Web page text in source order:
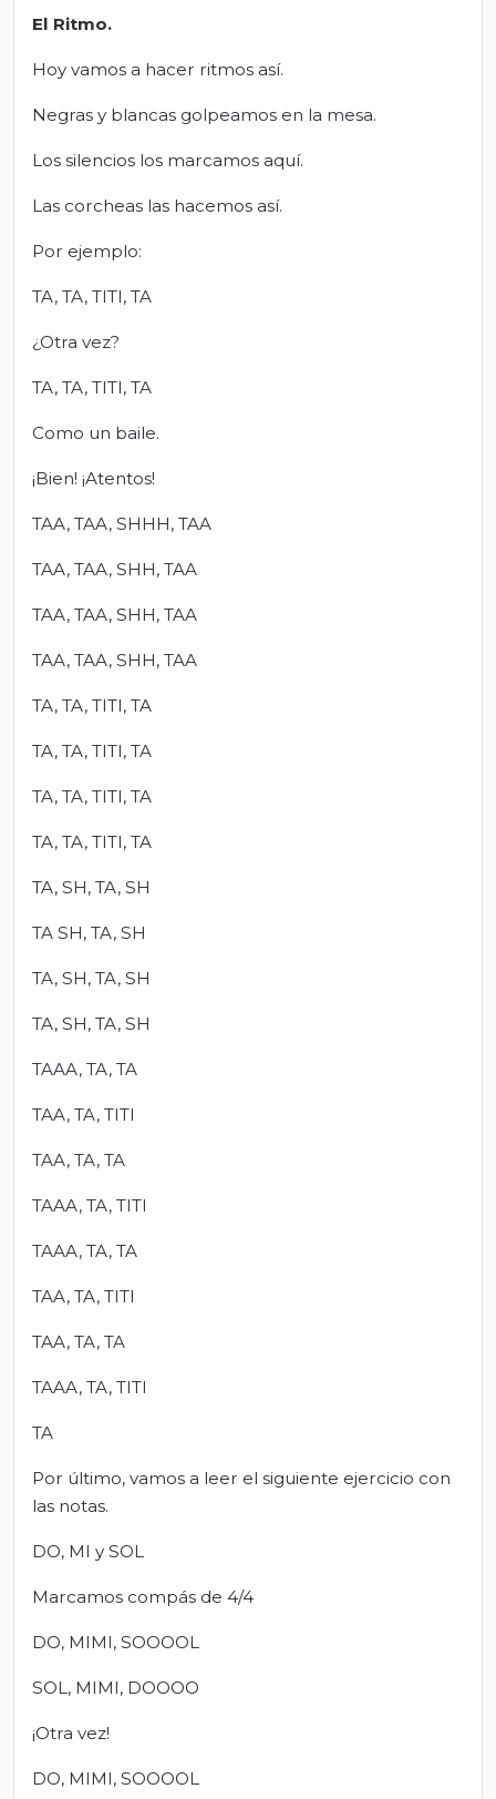
El Ritmo.
Hoy vamos a hacer ritmos así.
Negras y blancas golpeamos en la mesa.
Los silencios los marcamos aquí.
Las corcheas las hacemos así.
Por ejemplo:
TA, TA, TITI, TA
¿Otra vez?
TA, TA, TITI, TA
Como un baile.
¡Bien! ¡Atentos!
TAA, TAA, SHHH, TAA
TAA, TAA, SHH, TAA
TAA, TAA, SHH, TAA
TAA, TAA, SHH, TAA
TA, TA, TITI, TA
TA, TA, TITI, TA
TA, TA, TITI, TA
TA, TA, TITI, TA
TA, SH, TA, SH
TA SH, TA, SH
TA, SH, TA, SH
TA, SH, TA, SH
TAAA, TA, TA
TAA, TA, TITI
TAA, TA, TA
TAAA, TA, TITI
TAAA, TA, TA
TAA, TA, TITI
TAA, TA, TA
TAAA, TA, TITI
TA
Por último, vamos a leer el siguiente ejercicio con
las notas.
DO, MI y SOL
Marcamos compás de 4/4
DO, MIMI, SOOOOL
SOL, MIMI, DOOOO
¡Otra vez!
DO, MIMI, SOOOOL